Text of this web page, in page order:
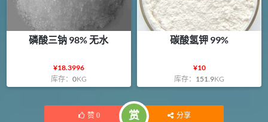
磷酸三钠 98% 无水
¥18.3996
库存： 0KG
碳酸氢钾 99%
¥10
库存： 151.9KG
赞 0 赏 分享